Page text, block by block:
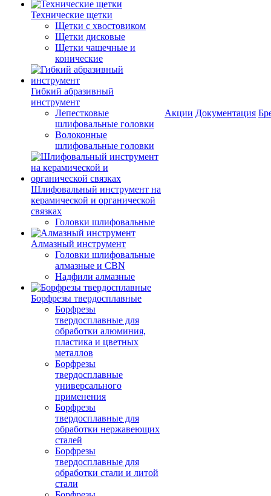
Технические щетки
Щетки с хвостовиком
Щетки дисковые
Щетки чашечные и
конические
Гибкий абразивный
инструмент
Лепестковые
шлифовальные головки
Волоконные
шлифовальные головки
Шлифовальный инструмент на
керамической и органической
связках
Головки шлифовальные
Алмазный инструмент
Головки шлифовальные
алмазные и CBN
Надфили алмазные
Борфрезы твердосплавные
Борфрезы
твердосплавные для
обработки алюминия,
пластика и цветных
металлов
Борфрезы
твердосплавные
универсального
применения
Борфрезы
твердосплавные для
обработки нержавеющих
сталей
Борфрезы
твердосплавные для
обработки стали и литой
стали
Акции Документация